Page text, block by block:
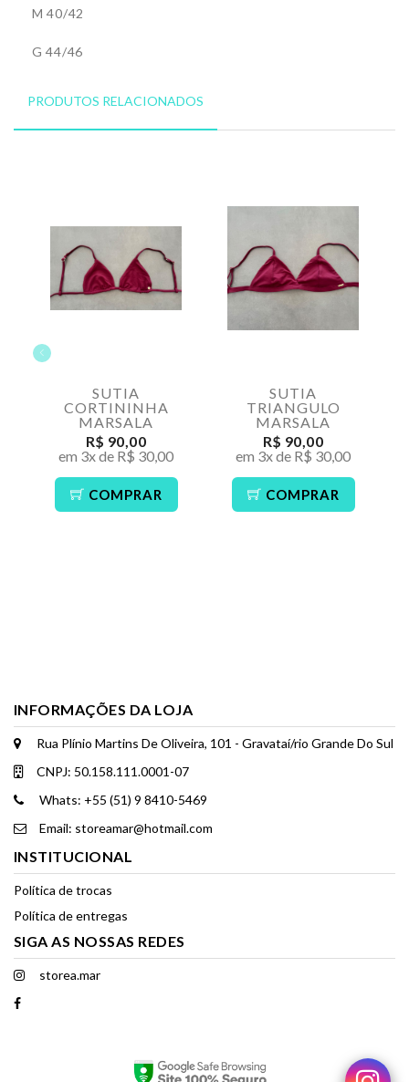
M 40/42
G 44/46
PRODUTOS RELACIONADOS
SUTIA
CORTININHA
MARSALA
R$ 90,00
em 3x de R$ 30,00
COMPRAR
SUTIA
TRIANGULO
MARSALA
R$ 90,00
em 3x de R$ 30,00
COMPRAR
INFORMAÇÕES DA LOJA
Rua Plínio Martins De Oliveira, 101 - Gravataí/rio Grande Do Sul
CNPJ: 50.158.111.0001-07
Whats: +55 (51) 9 8410-5469
Email: storeamar@hotmail.com
INSTITUCIONAL
Política de trocas
Política de entregas
SIGA AS NOSSAS REDES
storea.mar